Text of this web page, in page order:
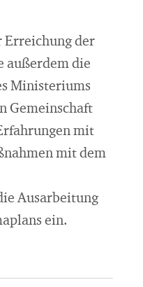
Erreichung der
außerdem die
Ministeriums
Gemeinschaft
mit
mit dem
Ausarbeitung
ein.